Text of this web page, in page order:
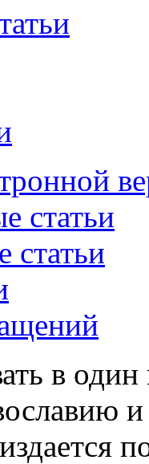
статьи
статьи
в